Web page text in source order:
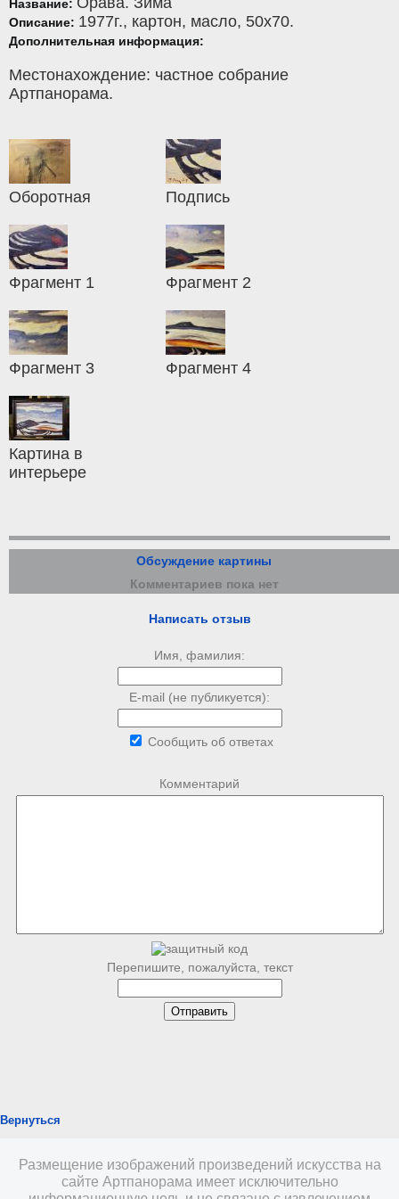
Название:
Описание: 1977г., картон, масло, 50x70.
Дополнительная информация:
Местонахождение: частное собрание
Артпанорама.
Оборотная Подпись
Фрагмент 1 Фрагмент 2
Фрагмент 3 Фрагмент 4
Картина в
интерьере
Обсуждение картины
Комментариев пока нет
Написать отзыв
Имя, фамилия:
E-mail (не публикуется):
Сообщить об ответах
Комментарий
Перепишите, пожалуйста, текст
Вернуться
Размещение изображений произведений искусства на
сайте Артпанорама имеет исключительно